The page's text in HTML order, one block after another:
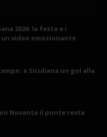
2026: la festa e i
video emozionante
a Siculiana un gol alla
Novanta il ponte resta